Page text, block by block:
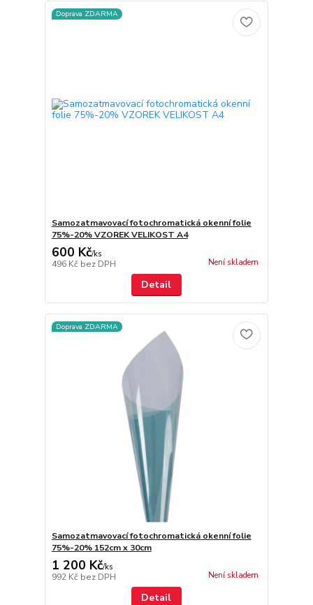
Doprava ZDARMA
Samozatmavovací fotochromatická okenní folie
75%-20% VZOREK VELIKOST A4
600 Kč/ks
496 Kč bez DPH Není skladem
Detail
Doprava ZDARMA
Samozatmavovací fotochromatická okenní folie
75%-20% 152cm x 30cm
1 200 Kč/ks
992 Kč bez DPH Není skladem
Detail